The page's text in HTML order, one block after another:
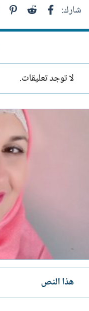
شارك: فيسبوك Reddit
لا توجد تعليقات.
هذا النص